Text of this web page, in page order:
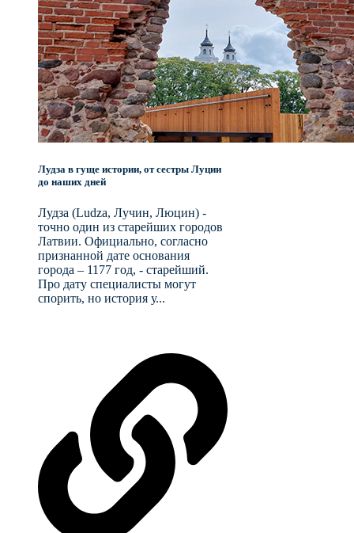
Лудза в гуще истории, от сестры Луции
до наших дней
Лудза (Ludza, Лучин, Люцин) -
точно один из старейших городов
Латвии. Официально, согласно
признанной дате основания
города – 1177 год, - старейший.
Про дату специалисты могут
спорить, но история у...